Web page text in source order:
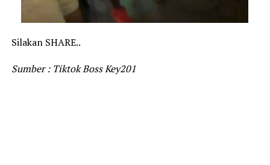
Silakan SHARE..
Sumber : Tiktok Boss Key201